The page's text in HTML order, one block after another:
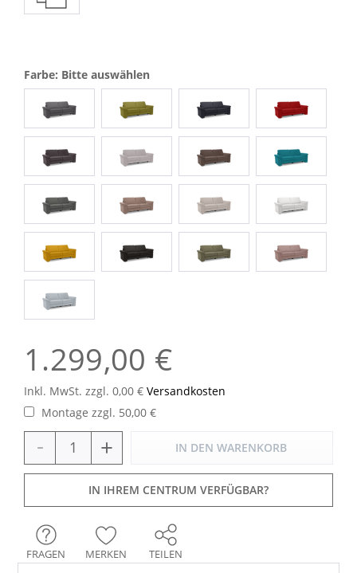
1.299,00 €
Inkl. MwSt. zzgl. 0,00 € Versandkosten
Montage zzgl. 50,00 €
Farbe: Bitte auswählen
- + IN DEN WARENKORB
IN IHREM CENTRUM VERFÜGBAR?
FRAGEN MERKEN TEILEN